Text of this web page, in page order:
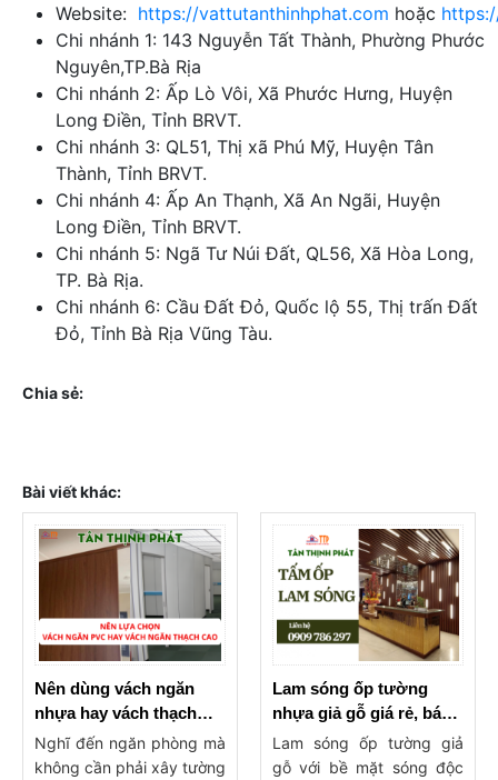
Website: https://vattutanthinhphat.com hoặc
Chi nhánh 1: 143 Nguyễn Tất Thành, Phường Phước
Nguyên,TP.Bà Rịa
Chi nhánh 2: Ấp Lò Vôi, Xã Phước Hưng, Huyện
Long Điền, Tỉnh BRVT.
Chi nhánh 3: QL51, Thị xã Phú Mỹ, Huyện Tân
Thành, Tỉnh BRVT.
Chi nhánh 4: Ấp An Thạnh, Xã An Ngãi, Huyện
Long Điền, Tỉnh BRVT.
Chi nhánh 5: Ngã Tư Núi Đất, QL56, Xã Hòa Long,
TP. Bà Rịa.
Chi nhánh 6: Cầu Đất Đỏ, Quốc lộ 55, Thị trấn Đất
Đỏ, Tỉnh Bà Rịa Vũng Tàu.
Chia sẻ:
Bài viết khác:
Nên dùng vách ngăn
nhựa hay vách thạch
cao ngăn phòng?
Nghĩ đến ngăn phòng mà
không cần phải xây tường
Lam sóng ốp tường
nhựa giả gỗ giá rẻ, báo
giá lam ốp tường, trần
Lam sóng ốp tường giả
gỗ với bề mặt sóng độc